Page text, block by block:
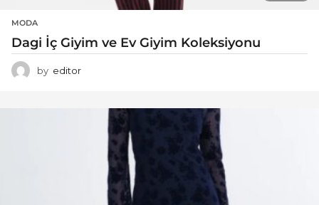
MODA
Dagi İç Giyim ve Ev Giyim Koleksiyonu
by editor